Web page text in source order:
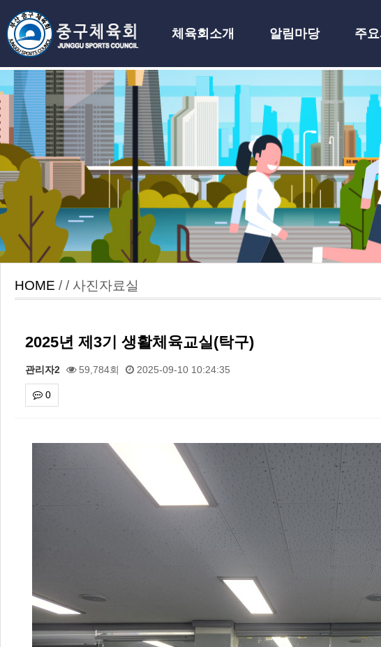
체육회소개 알림마당 주
하위분류
HOME / / 사진자료실
2025년 제3기 생활체육교실(탁구)
관리자2 59,784회 2025-09-10 10:24:35
0
2026 주5일제생활체육실천광장(… 2026 생활체